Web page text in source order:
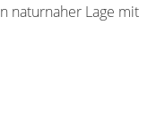
naturnaher Lage mit